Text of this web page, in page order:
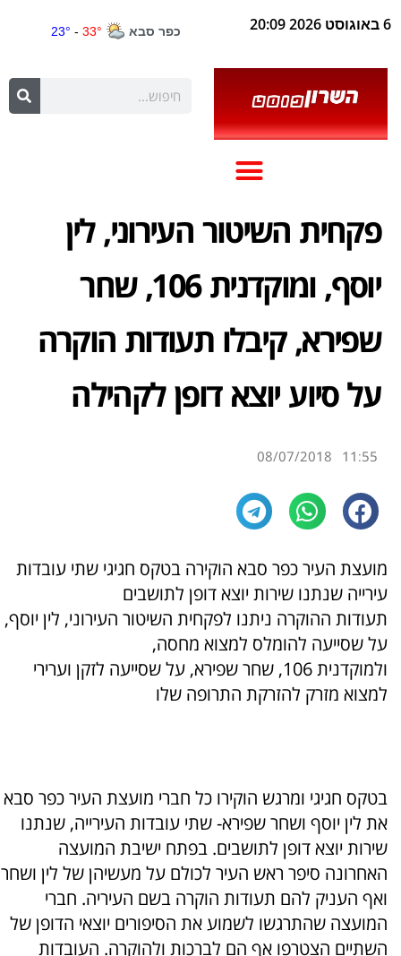
6 באוגוסט 2026 20:09
פקחית השיטור העירוני, לין
יוסף, ומוקדנית 106, שחר
שפירא, קיבלו תעודות הוקרה
על סיוע יוצא דופן לקהילה
11:55
08/07/2018
מועצת העיר כפר סבא הוקירה בטקס חגיגי שתי עובדות
עירייה שנתנו שירות יוצא דופן לתושבים
תעודות ההוקרה ניתנו לפקחית השיטור העירוני, לין יוסף,
על שסייעה להומלס למצוא מחסה,
ולמוקדנית 106, שחר שפירא, על שסייעה לזקן וערירי
למצוא מזרק להזרקת התרופה שלו
בטקס חגיגי ומרגש הוקירו כל חברי מועצת העיר כפר סבא
את לין יוסף ושחר שפירא- שתי עובדות העירייה, שנתנו
שירות יוצא דופן לתושבים. בפתח ישיבת המועצה
האחרונה סיפר ראש העיר לכולם על מעשיהן של לין ושחר
ואף העניק להם תעודות הוקרה בשם העיריה. חברי
המועצה שהתרגשו לשמוע את הסיפורים יוצאי הדופן של
השתיים הצטרפו אף הם לברכות ולהוקרה. העובדות